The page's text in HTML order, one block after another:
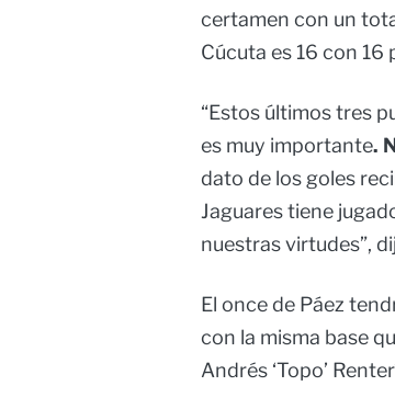
certamen con un
Cúcuta es 16 con 16
“Estos últimos tres
es muy importante.
dato de los goles
Jaguares tiene
nuestras virtudes”,
El once de Páez
con la misma base
Andrés ‘Topo’